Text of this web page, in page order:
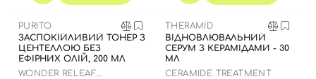
PURITO
ЗАСПОКІЙЛИВИЙ ТОНЕР З
ЦЕНТЕЛЛОЮ БЕЗ
ЕФІРНИХ ОЛІЙ, 200 МЛ
WONDER RELEAF
THERAMID
ВІДНОВЛЮВАЛЬНИЙ
СЕРУМ З КЕРАМІДАМИ - 30
МЛ
CERAMIDE TREATMENT
Відправляючи форму для авторизації/реєстрації ви
приймаєте умови